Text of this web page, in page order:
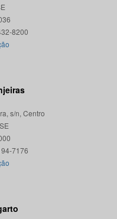
s/n, Centro